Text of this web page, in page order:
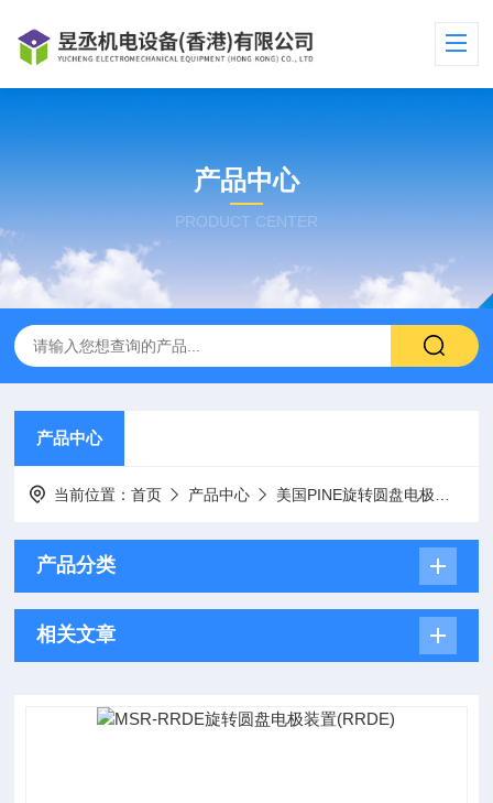
产品中心
PRODUCT CENTER
产品中心
当前位置：首页 产品中心 美国PINE旋转圆盘电极
产品分类
相关文章